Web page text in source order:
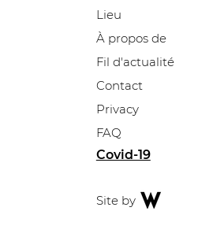
Lieu
À propos de
Fil d'actualité
Contact
Privacy
FAQ
Covid-19
Site by